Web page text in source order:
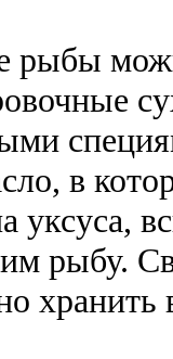
рыбы
в
уксуса,
рыбу.
хранить